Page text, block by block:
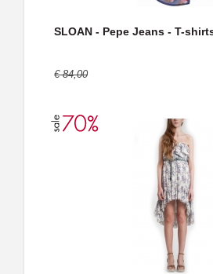
SLOAN - Pepe Jeans - T-
€ 84,00